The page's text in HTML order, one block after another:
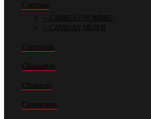
Camisas
CAMISAS HOMBRE
CAMISAS MUJER
Camisetas
Chaquetas
Chalecos
Cinturones